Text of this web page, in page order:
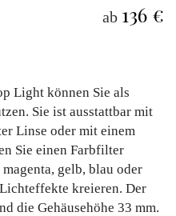
ab 136 €
Light können Sie als
Sie ist ausstattbar mit
Linse oder mit einem
Sie einen Farbfilter
gelb, blau oder
kreieren. Der
die Gehäusehöhe 33 mm.